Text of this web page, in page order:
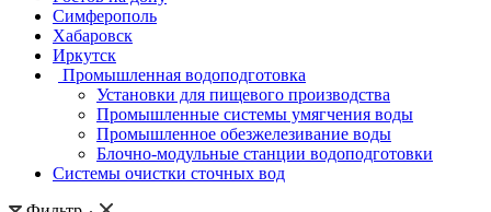
Симферополь
Хабаровск
Иркутск
Промышленная водоподготовка
Установки для пищевого производства
Промышленные системы умягчения воды
Промышленное обезжелезивание воды
Блочно-модульные станции водоподготовки
Системы очистки сточных вод